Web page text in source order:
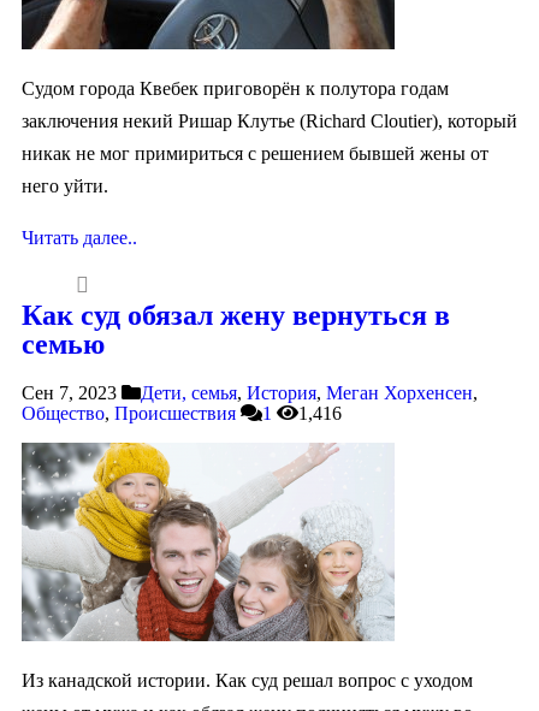
Судом города Квебек приговорён к полутора годам
заключения некий Ришар Клутье (Richard Cloutier), который
никак не мог примириться с решением бывшей жены от
него уйти.
Читать далее..
Как суд обязал жену вернуться в
семью
Сен 7, 2023 Дети, семья, История, Меган Хорхенсен,
Общество, Происшествия 1 1,416
Из канадской истории. Как суд решал вопрос с уходом